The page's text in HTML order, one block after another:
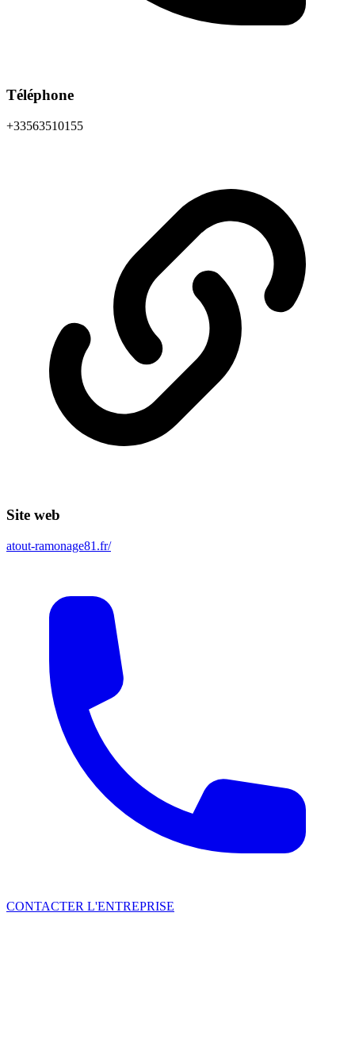
Téléphone
+33563510155
Site web
atout-ramonage81.fr/
CONTACTER L'ENTREPRISE